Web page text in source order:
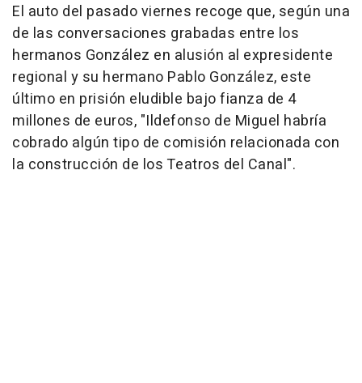
El auto del pasado viernes recoge que, según una
de las conversaciones grabadas entre los
hermanos González en alusión al expresidente
regional y su hermano Pablo González, este
último en prisión eludible bajo fianza de 4
millones de euros, "Ildefonso de Miguel habría
cobrado algún tipo de comisión relacionada con
la construcción de los Teatros del Canal".